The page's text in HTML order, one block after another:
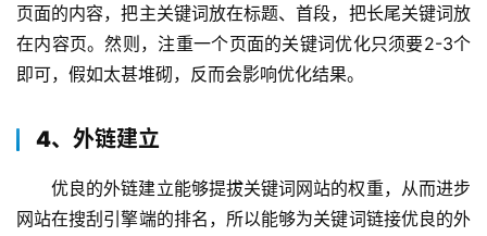
页面的内容，把主关键词放在标题、首段，把长尾关键词放
在内容页。然则，注重一个页面的关键词优化只须要2-3个
即可，假如太甚堆砌，反而会影响优化结果。
4、外链建立
优良的外链建立能够提拔关键词网站的权重，从而进步
网站在搜刮引擎端的排名，所以能够为关键词链接优良的外